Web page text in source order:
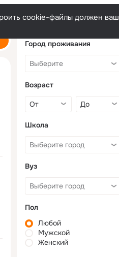
cookie-файлы должен ваш
Город проживания
Возраст
Школа
Вуз
Пол
Любой
Мужской
Женский